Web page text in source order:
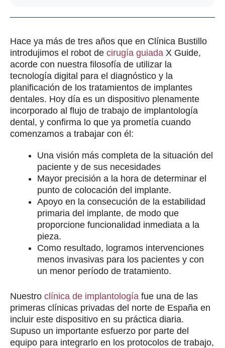
Hace ya más de tres años que en Clínica Bustillo
introdujimos el robot de cirugía guiada X Guide,
acorde con nuestra filosofía de utilizar la
tecnología digital para el diagnóstico y la
planificación de los tratamientos de implantes
dentales. Hoy día es un dispositivo plenamente
incorporado al flujo de trabajo de implantología
dental, y confirma lo que ya prometía cuando
comenzamos a trabajar con él:
Una visión más completa de la situación del
paciente y de sus necesidades
Mayor precisión a la hora de determinar el
punto de colocación del implante.
Apoyo en la consecución de la estabilidad
primaria del implante, de modo que
proporcione funcionalidad inmediata a la
pieza.
Como resultado, logramos intervenciones
menos invasivas para los pacientes y con
un menor período de tratamiento.
Nuestro clínica de implantología fue una de las
primeras clínicas privadas del norte de España en
incluir este dispositivo en su práctica diaria.
Supuso un importante esfuerzo por parte del
equipo para integrarlo en los protocolos de trabajo,